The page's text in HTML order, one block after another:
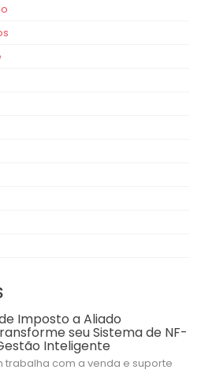
Imposto a Aliado
seu Sistema de NF-
Inteligente
trabalha com a venda e suporte